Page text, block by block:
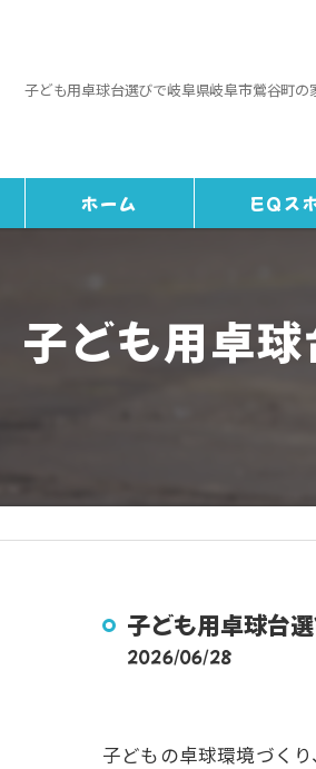
子ども用卓球台選びで岐阜県岐阜市鶯谷町
ホーム EQス
子ども用卓
子ども用卓球台
2026/06/28
子どもの卓球環境づく